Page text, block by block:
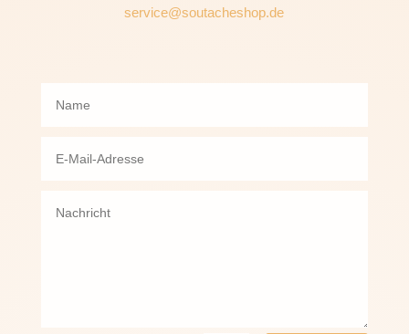
service@soutacheshop.de